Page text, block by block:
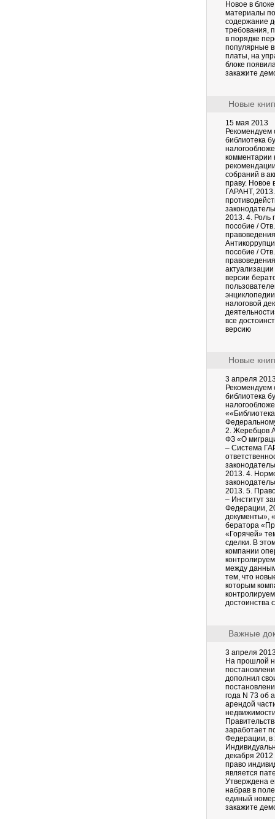
Новое в
материалы
содержание
требования,
в порядке
популярные
платы, на
блоке
закажите
Новые
15 мая 2013
библиотека
комментарии
собраний в
праву. Новое
ГАРАНТ,
2013. 4. Роль
пособие /
пособие /
версии
налоговой
все
версию
Новые
3 апреля
библиотека
2. Жеребцов
ФЗ «О
– Система
2013. 4.
2013. 5.
– Институт
Федерации,
документы»,
бератора
«Горячей»
сделки. В
компании
между
тем, что
которым
достоинства
Важные
3 апреля
На прошлой
дополнил
года N 73 об
арендой
заработает
Федерации, в
декабря
право
является
Утверждена
набрав в
единый
закажите